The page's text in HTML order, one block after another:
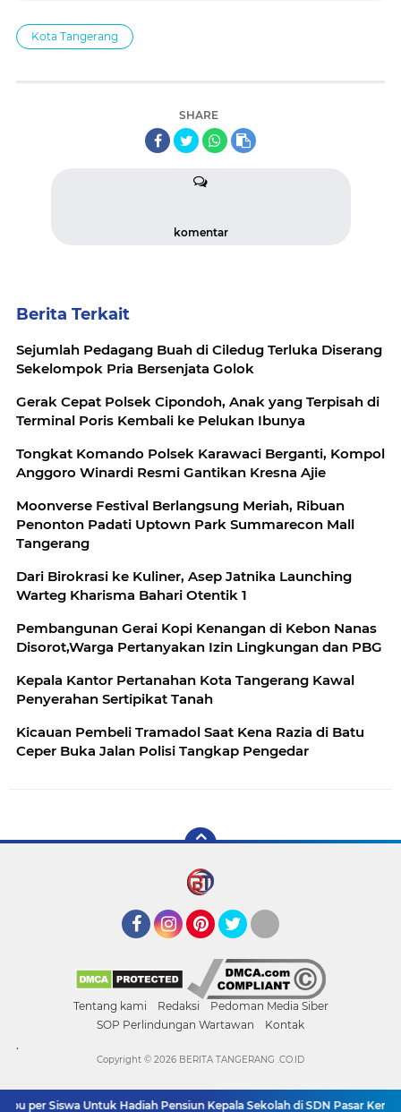
Kota Tangerang
SHARE
komentar
Berita Terkait
Sejumlah Pedagang Buah di Ciledug Terluka Diserang
Sekelompok Pria Bersenjata Golok
Gerak Cepat Polsek Cipondoh, Anak yang Terpisah di
Terminal Poris Kembali ke Pelukan Ibunya
Tongkat Komando Polsek Karawaci Berganti, Kompol
Anggoro Winardi Resmi Gantikan Kresna Ajie
Moonverse Festival Berlangsung Meriah, Ribuan
Penonton Padati Uptown Park Summarecon Mall
Tangerang
Dari Birokrasi ke Kuliner, Asep Jatnika Launching
Warteg Kharisma Bahari Otentik 1
Pembangunan Gerai Kopi Kenangan di Kebon Nanas
Disorot,Warga Pertanyakan Izin Lingkungan dan PBG
Kepala Kantor Pertanahan Kota Tangerang Kawal
Penyerahan Sertipikat Tanah
Kicauan Pembeli Tramadol Saat Kena Razia di Batu
Ceper Buka Jalan Polisi Tangkap Pengedar
Tentang kami Redaksi
Pedoman Media Siber
SOP Perlindungan Wartawan
Kontak
.
per Siswa Untuk Hadiah Pensiun Kepala Sekolah di SDN Pasar Kemis
Copyright © 2026 BERITA TANGERANG .CO.ID